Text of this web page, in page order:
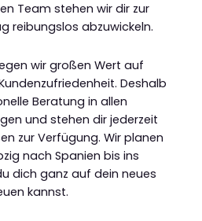
Team stehen wir dir zur
reibungslos abzuwickeln.
wir großen Wert auf
Deshalb
Beratung in allen
und stehen dir jederzeit
zur Verfügung. Wir planen
nach Spanien bis ins
dich ganz auf dein neues
kannst.